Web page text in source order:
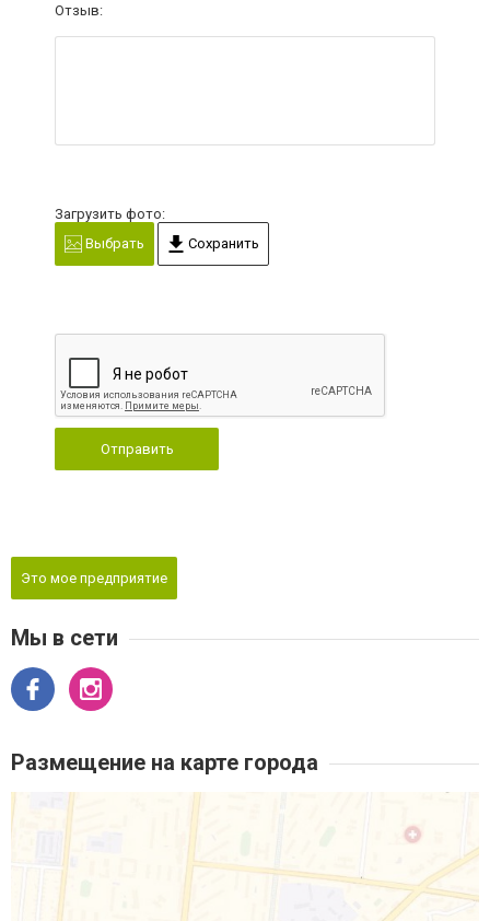
Отзыв:
Загрузить фото:
Выбрать
Сохранить
Отправить
Это мое предприятие
Мы в сети
Размещение на карте города